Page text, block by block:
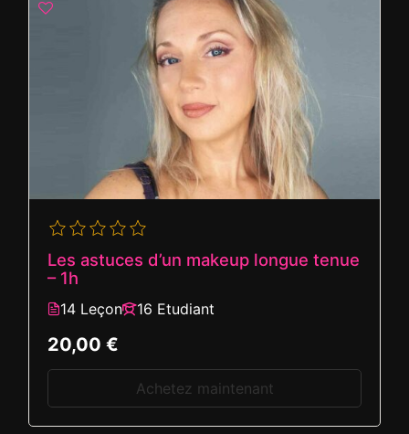
Les astuces d’un makeup longue tenue
– 1h
14 Leçon 16 Etudiant
20,00 €
Achetez maintenant